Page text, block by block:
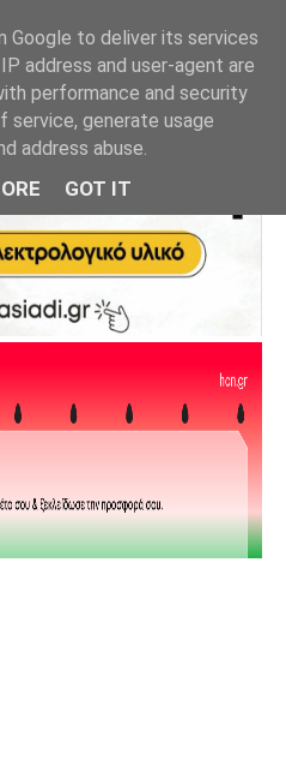
Google to deliver its services
address and user-agent are
performance and security
generate usage
address abuse.
GOT IT